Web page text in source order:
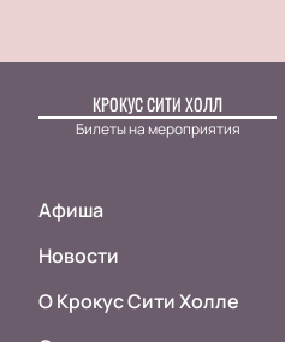
КРОКУС СИТИ ХОЛЛ
Билеты на мероприятия
Афиша
Новости
О Крокус Сити Холле